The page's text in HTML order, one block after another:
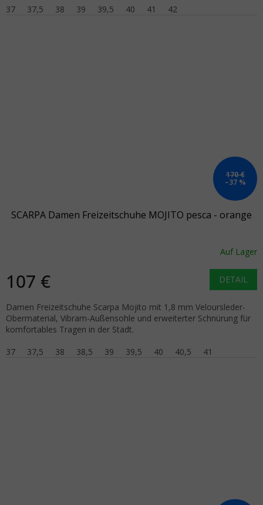
37
37,5 38 39 39,5 40 41 42
170 €
–37 %
SCARPA Damen Freizeitschuhe MOJITO pesca - orange
Auf Lager
107 € DETAIL
Damen Freizeitschuhe Scarpa Mojito mit 1,8 mm Veloursleder-
Obermaterial, Vibram-Außensohle und erweiterter Schnürung für
komfortables Tragen in der Stadt.
37
37,5 38 38,5 39 39,5 40 40,5 41